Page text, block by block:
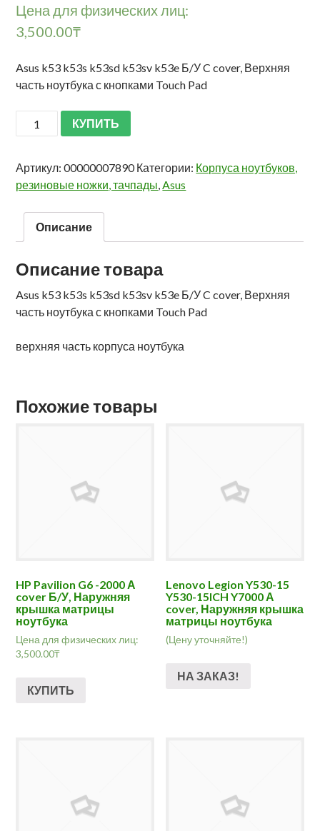
Цена для физических лиц:
3,500.00₸
Asus k53 k53s k53sd k53sv k53e Б/У C cover, Верхняя
часть ноутбука с кнопками Touch Pad
КУПИТЬ
Артикул:00000007890Категории: Корпуса ноутбуков,
резиновые ножки, тачпады,Asus
Описание
Описание товара
Asus k53 k53s k53sd k53sv k53e Б/У C cover, Верхняя
часть ноутбука с кнопками Touch Pad
верхняя часть корпуса ноутбука
Похожие товары
HP Pavilion G6 -2000 А
cover Б/У, Наружняя
крышка матрицы
ноутбука
Цена для физических лиц:
3,500.00₸
КУПИТЬ
Lenovo Legion Y530-15
Y530-15ICH Y7000 А
cover, Наружняя крышка
матрицы ноутбука
(Цену уточняйте!)
НА ЗАКАЗ!